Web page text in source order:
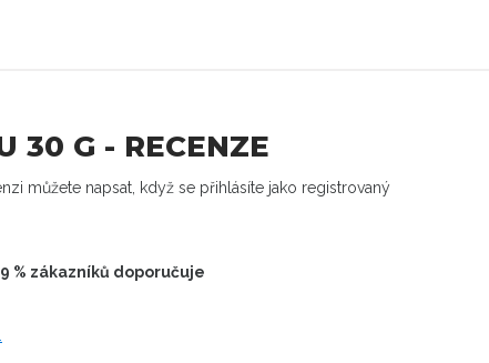
30 G - RECENZE
můžete napsat, když se přihlásíte jako registrovaný
% zákazníků doporučuje